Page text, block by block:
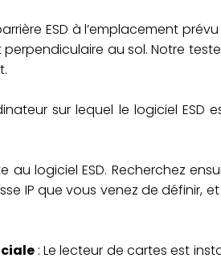
ESD à l’emplacement
au sol. Notre
sur lequel le logiciel ESD
logiciel ESD. Recherchez
IP que vous venez de définir,
: Le lecteur de cartes est